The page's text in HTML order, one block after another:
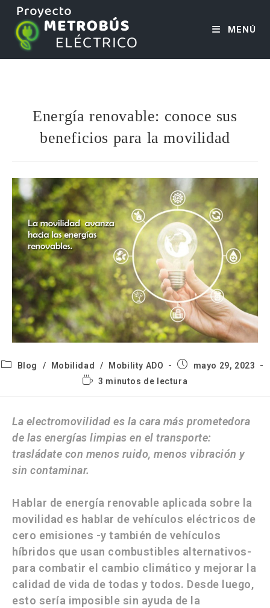
MENÚ
Energía renovable: conoce sus
beneficios para la movilidad
Blog / Mobilidad / Mobility ADO
mayo 29, 2023
3 minutos de lectura
La electromovilidad es la cara más prometedora
de las energías limpias en el transporte:
trasládate con menos ruido, menos vibración y
sin contaminar.
Hablar de energía renovable aplicada sobre la
movilidad es hablar de vehículos eléctricos de
cero emisiones -y también de vehículos
híbridos que usan combustibles alternativos-
para combatir el cambio climático y mejorar la
calidad de vida de todas y todos. Desde luego,
esto sería imposible sin ayuda de la